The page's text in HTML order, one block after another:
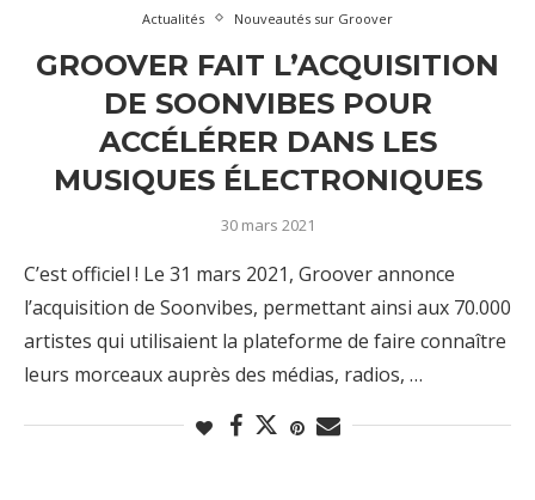
Actualités Nouveautés sur Groover
GROOVER FAIT L’ACQUISITION
DE SOONVIBES POUR
ACCÉLÉRER DANS LES
MUSIQUES ÉLECTRONIQUES
30 mars 2021
C’est officiel ! Le 31 mars 2021, Groover annonce
l’acquisition de Soonvibes, permettant ainsi aux 70.000
artistes qui utilisaient la plateforme de faire connaître
leurs morceaux auprès des médias, radios, …